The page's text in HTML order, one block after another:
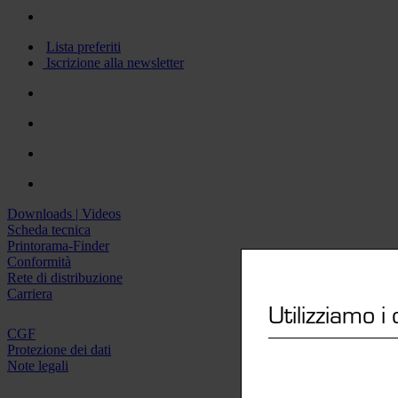
Utilizziamo i
Lista preferiti
Iscrizione alla newsletter
Downloads | Videos
Scheda tecnica
Printorama-Finder
Conformità
Rete di distribuzione
Carriera
CGF
Protezione dei dati
Note legali